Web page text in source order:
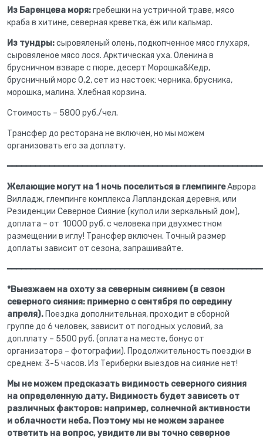
Из Баренцева моря:гребешки на устричной траве, мясо
краба в хитине, северная креветка, ёж или кальмар.
Из тундры:сыровяленый олень, подкопченное мясо глухаря,
сыровяленое мясо лося. Арктическая уха. Оленина в
брусничном взваре с пюре, десерт Морошка&Кедр,
брусничный морс 0,2, сет из настоек: черника, брусника,
морошка, малина. Хлебная корзина.
Стоимость – 5800 руб./чел.
Трансфер до ресторана не включен, но мы можем
организовать его за доплату.
Желающие могут на 1 ночь поселиться в глемпингеАврора
Вилладж, глемпинге комплекса Лапландская деревня, или
Резиденции Северное Сияние (купол или зеркальный дом),
доплата – от 10000 руб. с человека при двухместном
размещении в иглу! Трансфер включен. Точный размер
доплаты зависит от сезона, запрашивайте.
*Выезжаем на охоту за северным сиянием (в сезон
северного сияния: примерно с сентября по середину
апреля). Поездка дополнительная, проходит в сборной
группе до 6 человек, зависит от погодных условий, за
доп.плату – 5500 руб. (оплата на месте, бонус от
организатора – фотографии). Продолжительность поездки в
среднем: 3-5 часов. Из Териберки выездов на сияние нет!
Мы не можем предсказать видимость северного сияния
на определенную дату. Видимость будет зависеть от
различных факторов: например, солнечной активности
и облачности неба. Поэтому мы не можем заранее
ответить на вопрос, увидите ли вы точно северное